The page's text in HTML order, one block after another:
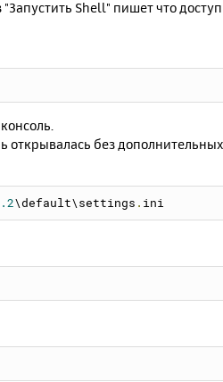
Shell" пишет что
открывалась без
\default\settings . ini